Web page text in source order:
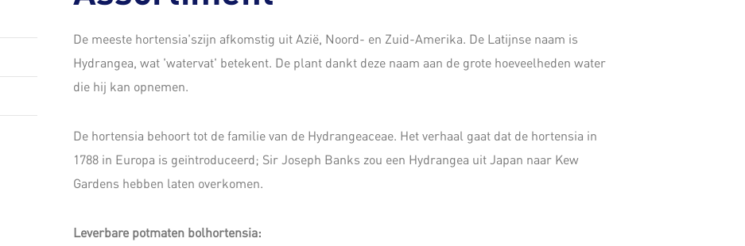
De meeste hortensia'szijn afkomstig uit Azië, Noord- en Zuid-Amerika. De Latijnse naam is
Hydrangea, wat 'watervat' betekent. De plant dankt deze naam aan de grote hoeveelheden water
die hij kan opnemen.
De hortensia behoort tot de familie van de Hydrangeaceae. Het verhaal gaat dat de hortensia in
1788 in Europa is geïntroduceerd; Sir Joseph Banks zou een Hydrangea uit Japan naar Kew
Gardens hebben laten overkomen.
Leverbare potmaten bolhortensia: